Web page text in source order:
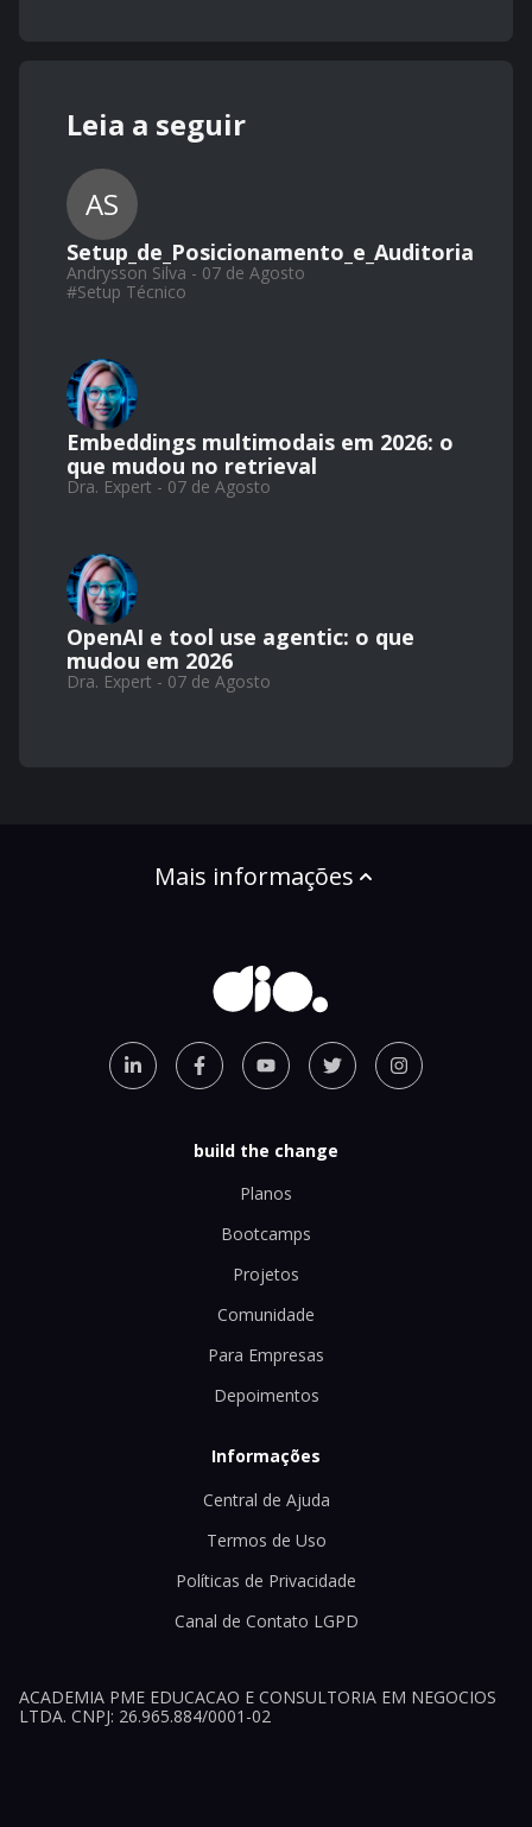
Leia a seguir
AS
Setup_de_Posicionamento_e_Auditoria
Andrysson Silva - 07 de Agosto
#Setup Técnico
Embeddings multimodais em 2026: o
que mudou no retrieval
Dra. Expert - 07 de Agosto
OpenAI e tool use agentic: o que
mudou em 2026
Dra. Expert - 07 de Agosto
Mais informações
build the change
Planos
Bootcamps
Projetos
Comunidade
Para Empresas
Depoimentos
Informações
Central de Ajuda
Termos de Uso
Políticas de Privacidade
Canal de Contato LGPD
ACADEMIA PME EDUCACAO E CONSULTORIA EM NEGOCIOS
LTDA. CNPJ: 26.965.884/0001-02